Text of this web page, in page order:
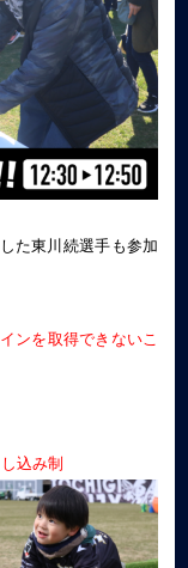
た東川続選手も参加
ンを取得できないこ
込み制